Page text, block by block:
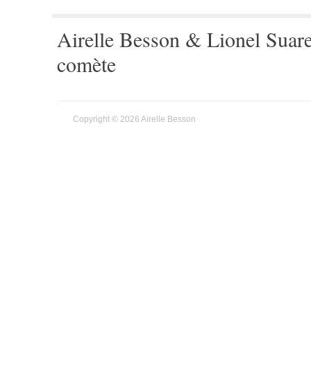
Airelle Besson & Lionel
comète
Copyright © 2026 Airelle Besson